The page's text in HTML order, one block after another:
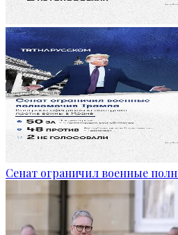
Сенат ограничил военные